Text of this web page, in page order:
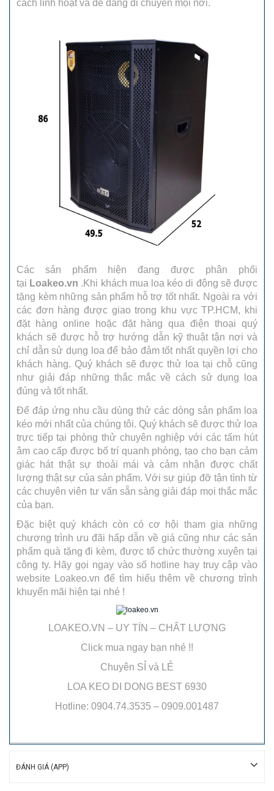
cách linh hoạt và dễ dàng di chuyển mọi nơi.
Các sản phẩm hiện đang được phân phối
tại Loakeo.vn .Khi khách mua loa kéo di động sẽ được
tặng kèm những sản phẩm hỗ trợ tốt nhất. Ngoài ra với
các đơn hàng được giao trong khu vực TP.HCM, khi
đặt hàng online hoặc đặt hàng qua điện thoại quý
khách sẽ được hỗ trợ hướng dẫn kỹ thuật tận nơi và
chỉ dẫn sử dụng loa để bảo đảm tốt nhất quyền lợi cho
khách hàng. Quý khách sẽ được thử loa tại chỗ cũng
như giải đáp những thắc mắc về cách sử dụng loa
đúng và tốt nhất.
Để đáp ứng nhu cầu dùng thử các dòng sản phẩm loa
kéo mới nhất của chúng tôi. Quý khách sẽ được thử loa
trực tiếp tại phòng thử chuyên nghiệp với các tấm hút
âm cao cấp được bố trí quanh phòng, tạo cho bạn cảm
giác hát thật sự thoải mái và cảm nhận được chất
lượng thật sự của sản phẩm. Với sự giúp đỡ tận tình từ
các chuyên viên tư vấn sẵn sàng giải đáp mọi thắc mắc
của bạn.
Đặc biệt quý khách còn có cơ hội tham gia những
chương trình ưu đãi hấp dẫn về giá cũng như các sản
phẩm quà tặng đi kèm, được tổ chức thường xuyên tại
công ty. Hãy gọi ngay vào số hotline hay truy cập vào
website Loakeo.vn để tìm hiểu thêm về chương trình
khuyến mãi hiện tại nhé !
LOAKEO.VN – UY TÍN – CHẤT LƯỢNG
Click mua ngay bạn nhé !!
Chuyên SỈ và LẺ
LOA KEO DI DONG BEST 6930
Hotline: 0904.74.3535 – 0909.001487
ĐÁNH GIÁ (APP)